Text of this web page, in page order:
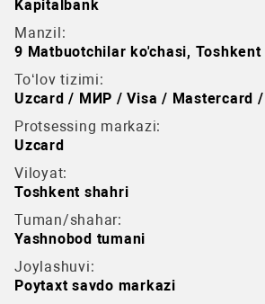
Kapitalbank
Manzil:
9 Matbuotchilar ko'chasi, Toshkent
To‘lov tizimi:
Uzcard / МИР / Visa / Mastercard /
Protsessing markazi:
Uzcard
Viloyat:
Toshkent shahri
Tuman/shahar:
Yashnobod tumani
Joylashuvi:
Poytaxt savdo markazi